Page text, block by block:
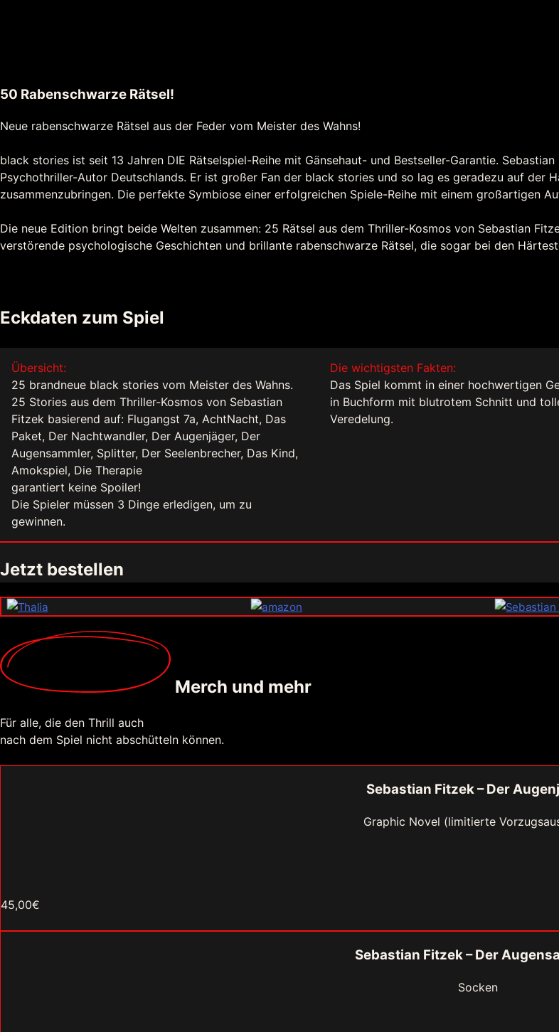
50 Rabenschwarze Rätsel!
Neue rabenschwarze Rätsel aus der Feder vom Meister des Wahns!
black stories ist seit 13 Jahren DIE Rätselspiel-Reihe mit Gänsehaut- und Bestseller-Garantie.
Psychothriller-Autor Deutschlands. Er ist großer Fan der black stories und so lag es geradezu auf der
zusammenzubringen. Die perfekte Symbiose einer erfolgreichen Spiele-Reihe mit einem großartigen
Die neue Edition bringt beide Welten zusammen: 25 Rätsel aus dem Thriller-Kosmos von Sebastian
verstörende psychologische Geschichten und brillante rabenschwarze Rätsel, die sogar bei den
Eckdaten zum Spiel
Übersicht:
25 brandneue black stories vom Meister des Wahns.
25 Stories aus dem Thriller-Kosmos von Sebastian
Fitzek basierend auf: Flugangst 7a, AchtNacht, Das
Paket, Der Nachtwandler, Der Augenjäger, Der
Augensammler, Splitter, Der Seelenbrecher, Das Kind,
Amokspiel, Die Therapie
garantiert keine Spoiler!
Die Spieler müssen 3 Dinge erledigen, um zu
gewinnen.
Die wichtigsten Fakten:
Das Spiel kommt in einer hochwertigen
in Buchform mit blutrotem Schnitt und
Veredelung.
Jetzt bestellen
Merch und mehr
Für alle, die den Thrill auch
nach dem Spiel nicht abschütteln können.
Sebastian Fitzek – Der
Graphic Novel (limitierte
45,00€
Jetzt kaufen
Sebastian Fitzek – Der
Socken